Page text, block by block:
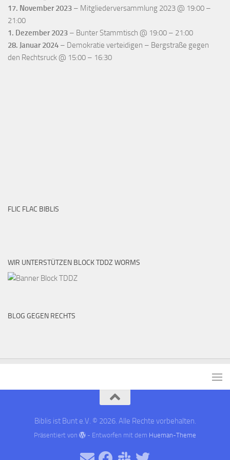
17. November 2023 – Mitgliederversammlung 2023 @ 19:00 –
21:00
1. Dezember 2023 – Bunter Stammtisch @ 19:00 – 21:00
28. Januar 2024 – Demokratie verteidigen – Bergstraße gegen
den Rechtsruck @ 15:00 – 16:30
FLIC FLAC BIBLIS
WIR UNTERSTÜTZEN BLOCK TDDZ WORMS
BLOG GEGEN RECHTS
Biblis ist Bunt e.V. © 2026. Alle Rechte vorbehalten.
Präsentiert von - Entworfen mit dem Hueman-Theme